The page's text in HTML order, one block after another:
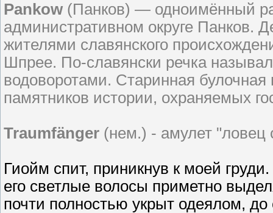
Pankow (Панков) — одноимённый
административном округе Панков.
жителями славянского
Шпрее. По-славянски речка
водоворотами. Старинная
памятников истории, охраняемых
Traumfänger (нем.) - амулет "ловец
Гиойм спит, приникнув к моей
его светлые волосы приметно
почти полностью укрыт одеялом,